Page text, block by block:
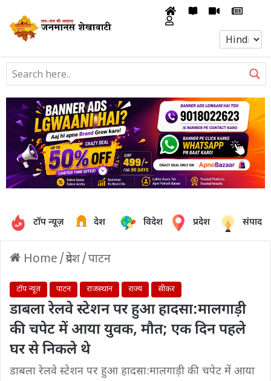
टॉप न्यूज़ देश विदेश प्रदेश
Home /प्रदेश/पाटन
टॉप न्यूज़ पाटन राजस्थान राज्य सीकर
डाबला रेलवे स्टेशन पर हुआ हादसा:मालगाड़ी
की चपेट में आया युवक, मौत; एक दिन पहले
घर से निकले थे
डाबला रेलवे स्टेशन पर हुआ हादसा:मालगाड़ी की चपेट में आया